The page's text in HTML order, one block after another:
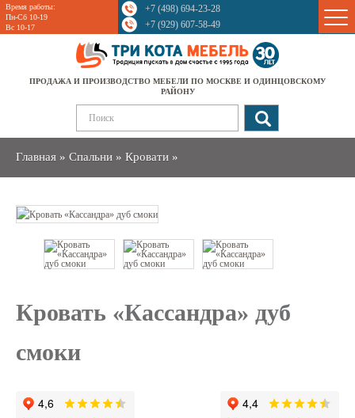
Время работы:
Пн-Сб 10-19
Вс 10-17
+7 (498) 694-23-28
+7 (929) 607-58-49
ПРОДАЖА И ПРОИЗВОДСТВО МЕБЕЛИ ПО МОСКВЕ И ОДИНЦОВСКОМУ
РАЙОНУ
Главная » Спальни » Кровати »
Sale
Кровать «Кассандра» дуб
смоки